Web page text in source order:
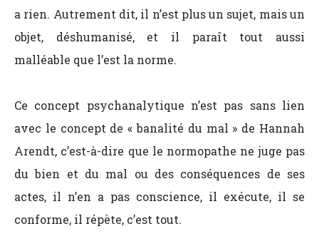
a rien. Autrement dit, il n’est plus un sujet, mais un
objet, déshumanisé, et il paraît tout aussi
malléable que l’est la norme.
Ce concept psychanalytique n’est pas sans lien
avec le concept de « banalité du mal » de Hannah
Arendt, c’est-à-dire que le normopathe ne juge pas
du bien et du mal ou des conséquences de ses
actes, il n’en a pas conscience, il exécute, il se
conforme, il répète, c’est tout.